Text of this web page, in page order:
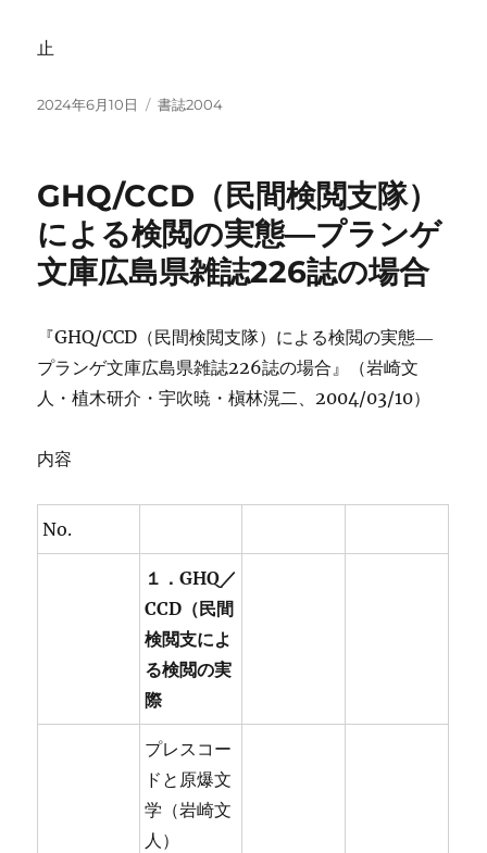
止
投
2024年6月10日
カ
ー
書誌2004
GHQ/CCD（民間検閲支隊）
による検閲の実態―プランゲ
文庫広島県雑誌226誌の場合
『GHQ/CCD（民間検閲支隊）による検閲の実態―
プランゲ文庫広島県雑誌226誌の場合』（岩崎文
人・植木研介・宇吹暁・槇林滉二、2004/03/10）
内容
No.
１．GHQ／
CCD（民間
検閲支によ
る検閲の実
際
プレスコー
ドと原爆文
学（岩崎文
人）